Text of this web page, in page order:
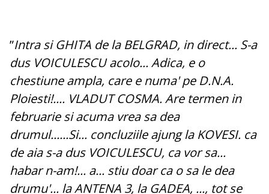
”Intra si GHITA de la BELGRAD, in direct... S-a
dus VOICULESCU acolo... Adica, e o
chestiune ampla, care e numa' pe D.N.A.
Ploiesti!.... VLADUT COSMA. Are termen in
februarie si acuma vrea sa dea
drumul......Si... concluziile ajung la KOVESI. ca
de aia s-a dus VOICULESCU, ca vor sa...
habar n-am!... a... stiu doar ca o sa le dea
drumu'... la ANTENA 3, la GADEA, ..., tot se